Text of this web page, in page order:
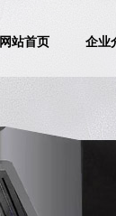
网站首页 企业